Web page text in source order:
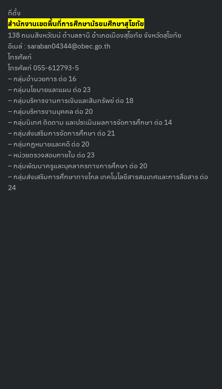
Search
for:
ที่ตั้ง
สำนักงานเขตพื้นที่การศึกษามัธยมศึกษาสุโขทัย
138 ถนนสิงหวัฒน์ ตำบลธานี อำเภอเมืองสุโขทัย จังหวัดสุโขทัย
อีเมล์ : saraban04344@obec.go.th
โทรศัพท์
โทรศัพท์ 055-612793-5
– กลุ่มอำนวยการ ต่อ 16
– กลุ่มนโยบายและแผน ต่อ 23
– กลุ่มบริหารงานการเงินและสินทรัพย์ ต่อ 18
– กลุ่มบริหารงานบุคคล ต่อ 20
– กลุ่มนิเทศ ติดตาม และประเมินผลการจัดการศึกษา ต่อ 14
– กลุ่มส่งเสริมการจัดการศึกษา ต่อ 21
– กลุ่มกฏหมายและคดี ต่อ 20
– หน่วยตรวจสอบภายใน ต่อ 23
– กลุ่มพัฒนาครูและบุคลากรทางการศึกษา ต่อ 20
– กลุ่มส่งเสริมการศึกษาทางไกล เทคโนโลยีสารสนเทศและการสื่อสาร ต่อ
24